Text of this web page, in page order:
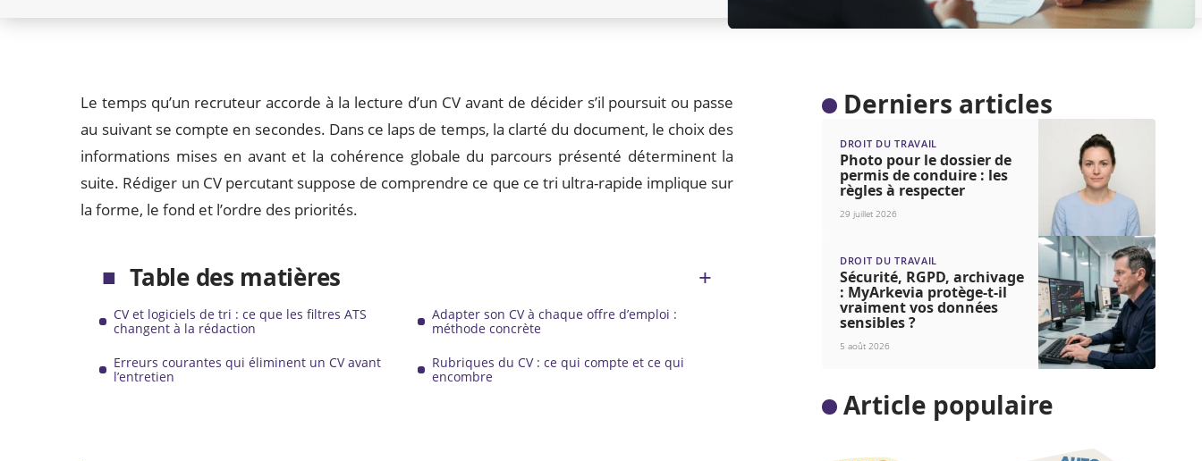
Le temps qu’un recruteur accorde à la lecture d’un CV avant de décider s’il poursuit ou passe
au suivant se compte en secondes. Dans ce laps de temps, la clarté du document, le choix des
informations mises en avant et la cohérence globale du parcours présenté déterminent la
suite. Rédiger un CV percutant suppose de comprendre ce que ce tri ultra-rapide implique sur
la forme, le fond et l’ordre des priorités.
Table des matières
CV et logiciels de tri : ce que les filtres ATS
changent à la rédaction
Adapter son CV à chaque offre d’emploi :
méthode concrète
Erreurs courantes qui éliminent un CV avant
l’entretien
Rubriques du CV : ce qui compte et ce qui
encombre
Derniers articles
DROIT DU TRAVAIL
Photo pour le dossier de
permis de conduire : les
règles à respecter
29 juillet 2026
DROIT DU TRAVAIL
Sécurité, RGPD, archivage
: MyArkevia protège-t-il
vraiment vos données
sensibles ?
5 août 2026
Article populaire